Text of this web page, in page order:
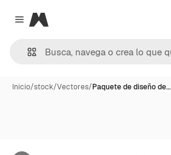
Close menu
Magnific
Inicio/stock/Vectores/Paquete de diseño de…